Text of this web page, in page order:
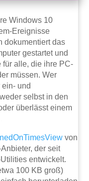
Windows 10
Ereignisse
dokumentiert das
gestartet und
für alle, die ihre PC-
müssen. Wer
und
selbst in den
überlässt einem
von
der seit
entwickelt.
100 KB groß)